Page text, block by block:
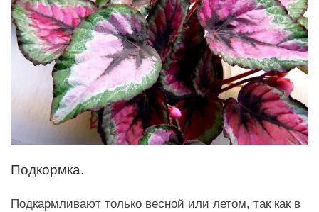
Подкормка.
Подкармливают только весной или летом, так как в